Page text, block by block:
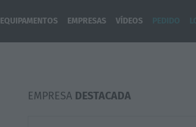
EQUIPAMENTOS EMPRESAS VÍDEOS
EMPRESA DESTACADA